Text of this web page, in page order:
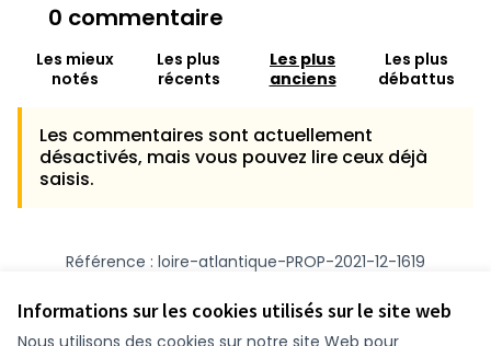
Informations sur les cookies utilisés sur le site web
Nous utilisons des cookies sur notre site Web pour
0 commentaire
Les mieux
notés
Les plus
récents
Les plus
anciens
Les plus
débattus
Les commentaires sont actuellement
désactivés, mais vous pouvez lire ceux déjà
saisis.
Référence : loire-atlantique-PROP-2021-12-1619
Vérifiez l'empreinte numérique